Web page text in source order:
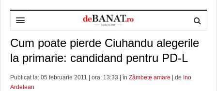
HOME
DESPRE NOI
REDACȚIA DEBANAT
ADMINISTRAȚIE
PRIMĂRIA TIMIŞOARA
POLITICĂ
Cum poate pierde Ciuhandu alegerile
la primarie: candidand pentru PD-L
Publicat la: 05 februarie 2011 | ora: 13:33 | în Zâmbete amare | de Ino
Ardelean